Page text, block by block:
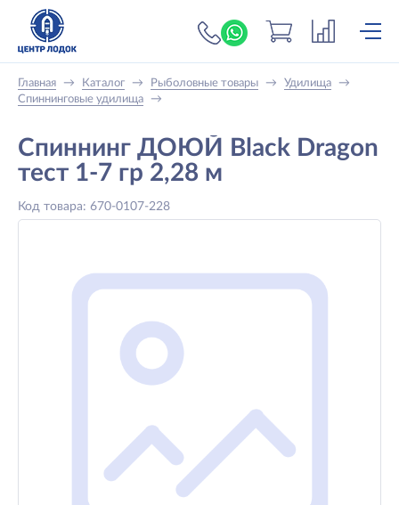
+7 (919) 698-56-
Главная → Каталог → Рыболовные товары → Удилища
→
Спиннинговые удилища
→
Спиннинг ДОЮЙ Black Dragon
тест 1-7 гр 2,28 м
Код товара: 670-0107-228